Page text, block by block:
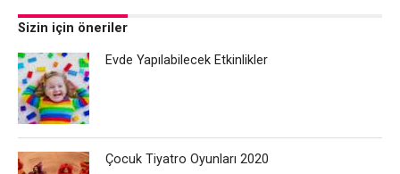
Sizin için öneriler
Evde Yapılabilecek Etkinlikler
Çocuk Tiyatro Oyunları 2020